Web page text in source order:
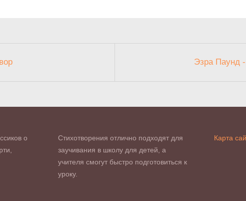
Эзра Паунд
о
Стихотворения отлично подходят для
заучивания в школу для детей, а
учителя смогут быстро подготовиться к
уроку.
Карта